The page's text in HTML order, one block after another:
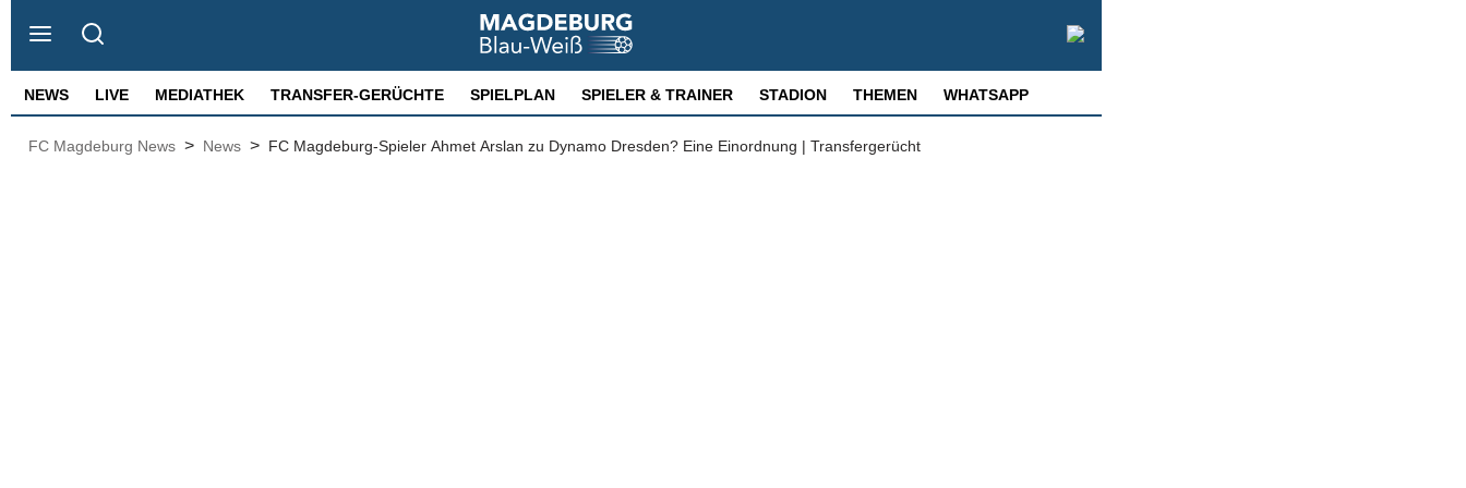
NEWS LIVE MEDIATHEK TRANSFER-GERÜCHTE SPIELPLAN SPIELER & TRAINER STADION THEMEN WHATSAPP
FC Magdeburg News > News > FC Magdeburg-Spieler Ahmet Arslan zu Dynamo Dresden? Eine Einordnung | Transfergerücht